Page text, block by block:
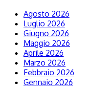
Agosto 2026
Luglio 2026
Giugno 2026
Maggio 2026
Aprile 2026
Marzo 2026
Febbraio 2026
Gennaio 2026